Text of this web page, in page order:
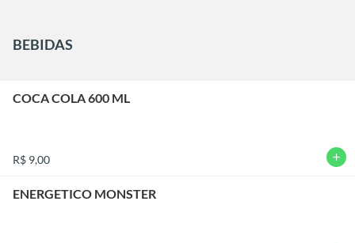
BEBIDAS
COCA COLA 600 ML
R$ 9,00 add
ENERGETICO MONSTER